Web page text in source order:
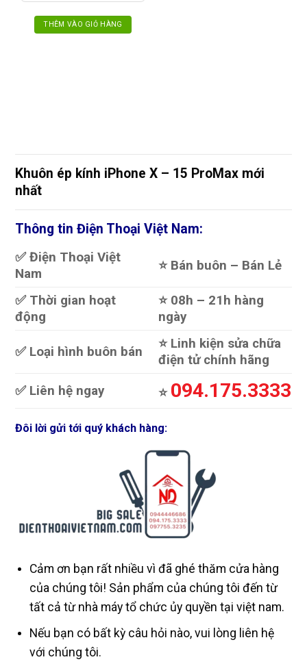
THÊM VÀO GIỎ HÀNG
Khuôn ép kính iPhone X – 15 ProMax mới
nhất
Thông tin Điện Thoại Việt Nam:
✅ Điện Thoại Việt
Nam
⭐️ Bán buôn – Bán Lẻ
✅ Thời gian hoạt
động
⭐️ 08h – 21h hàng
ngày
✅ Loại hình buôn bán
⭐️ Linh kiện sửa chữa
điện tử chính hãng
✅ Liên hệ ngay
⭐️ 094.175.3333
Đôi lời gửi tới quý khách hàng:
Cảm ơn bạn rất nhiều vì đã ghé thăm cửa hàng
của chúng tôi! Sản phẩm của chúng tôi đến từ
tất cả từ nhà máy tổ chức ủy quyền tại việt nam.
Nếu bạn có bất kỳ câu hỏi nào, vui lòng liên hệ
với chúng tôi.